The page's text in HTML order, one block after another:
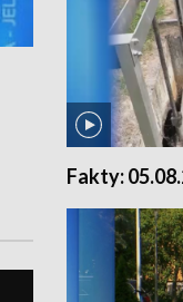
Fakty: